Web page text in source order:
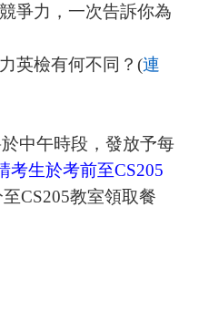
爭力，一次告訴你為
英檢有何不同？(連
中午時段，發放予每
考生於考前至CS205
至CS205教室領取餐